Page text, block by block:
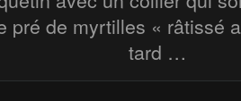
pré de myrtilles « râtissé
tard …